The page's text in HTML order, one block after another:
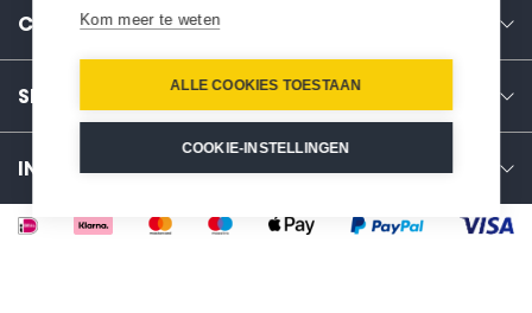
CONTACT
SERVICE
INFO
Kom meer te weten
ALLE COOKIES TOESTAAN
COOKIE-INSTELLINGEN